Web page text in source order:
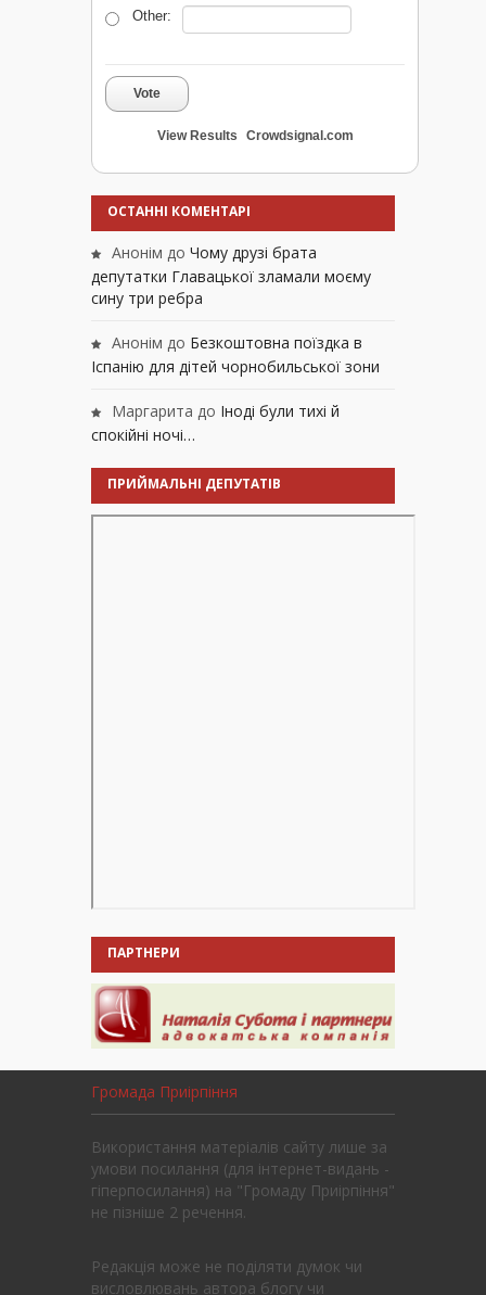
Other:
Vote
View Results Crowdsignal.com
ОСТАННІ КОМЕНТАРІ
Анонім до Чому друзі брата
депутатки Главацької зламали моєму
сину три ребра
Анонім до Безкоштовна поїздка в
Іспанію для дітей чорнобильської зони
Маргарита до Іноді були тихі й
спокійні ночі…
ПРИЙМАЛЬНІ ДЕПУТАТІВ
ПАРТНЕРИ
Громада Приірпіння
Використання матеріалів сайту лише за
умови посилання (для інтернет-видань -
гіперпосилання) на "Громаду Приірпіння"
не пізніше 2 речення.
Редакція може не поділяти думок чи
висловлювань автора блогу чи